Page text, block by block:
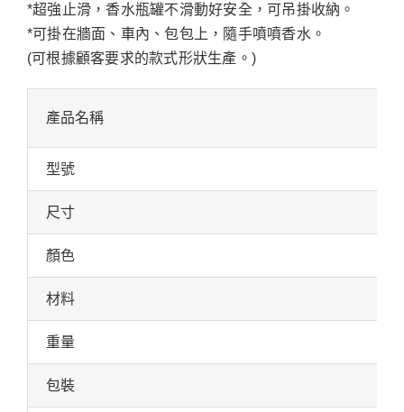
*超強止滑，香水瓶罐不滑動好安全，可吊掛收納。
*可掛在牆面、車內、包包上，隨手噴噴香水。
(可根據顧客要求的款式形狀生產。)
產品名稱
型號
尺寸
顏色
材料
重量
包裝